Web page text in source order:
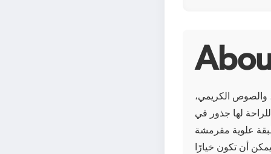
والصوص الكريمي،
لها جذور في
علوية مقرمشة
يمكن أن تكون خيارًا